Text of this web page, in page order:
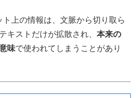
ト上の情報は、文脈から切り取ら
キストだけが拡散され、本来の
味で使われてしまうことがあり